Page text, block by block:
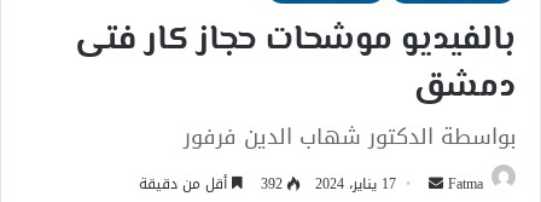
بالفيديو موشحات حجاز كار فتى
دمشق
بواسطة الدكتور شهاب الدين فرفور
Fatma
أرسل 17 يناير، 2024 392 أقل من دقيقة